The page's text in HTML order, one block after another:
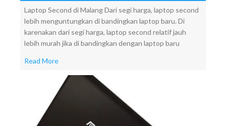
Laptop Second di Malang Dari segi harga, laptop second
lebih menguntungkan di bandingkan laptop baru. Di
karenakan dari segi harga, laptop second relatif jauh
lebih murah jika di bandingkan dengan laptop baru
Read More